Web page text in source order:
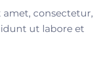
consectetur,
ut labore et